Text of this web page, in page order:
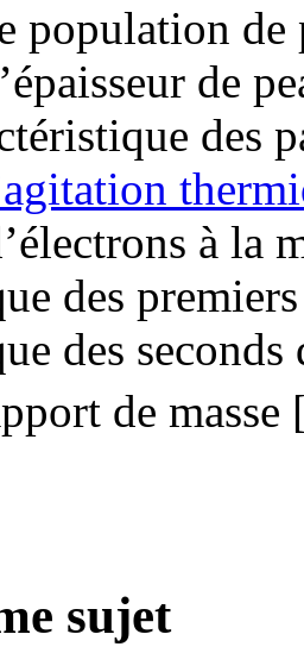
population de
de
des
à la
des
des
de masse
sujet